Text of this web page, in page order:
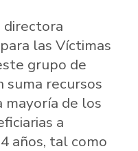
directora
las Víctimas
grupo de
suma recursos
mayoría de los
a
años, tal como